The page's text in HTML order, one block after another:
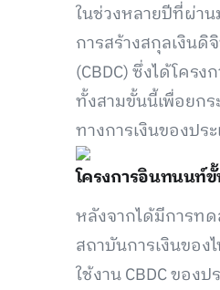
ในช่วงหลายปีที่ผ่า
การสร้างสกุลเงินดิ
(CBDC) ซึ่งได้โคร
ทั้งสามขั้นนี้เพื่อยก
ทางการเงินของปร
โครงการอินทนนท์
หลังจากได้มีการทด
สถาบันการเงินของ
ใช้งาน CBDC ของ